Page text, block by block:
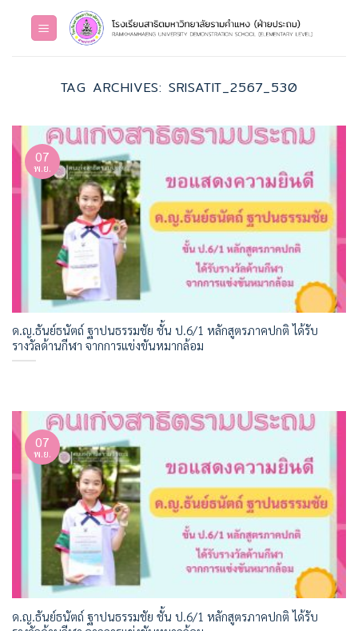
TAG ARCHIVES: SRISATIT_2567_530
ด.ญ.ธันย์ธนัตถ์ ฐาปนธรรมชัย ชั้น ป.6/1 หลักสูตรภาคปกติ ได้รับ
รางวัลด้านกีฬา จากการแข่งขันหมากล้อม
07
พ.ย.
ด.ญ.ธันย์ธนัตถ์ ฐาปนธรรมชัย ชั้น ป.6/1 หลักสูตรภาคปกติ ได้รับ
07
พ.ย.